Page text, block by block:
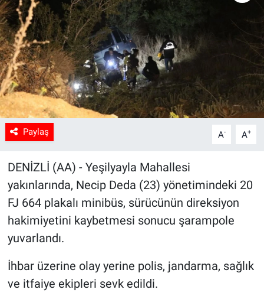
Paylaş A- A+
DENİZLİ (AA) - Yeşilyayla Mahallesi
yakınlarında, Necip Deda (23) yönetimindeki 20
FJ 664 plakalı minibüs, sürücünün direksiyon
hakimiyetini kaybetmesi sonucu şarampole
yuvarlandı.
İhbar üzerine olay yerine polis, jandarma, sağlık
ve itfaiye ekipleri sevk edildi.
Sağlık
Spor
Yaşam
Tarım